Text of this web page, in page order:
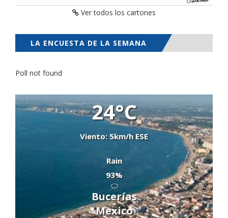
Ver todos los cartones
LA ENCUESTA DE LA SEMANA
Poll not found
24°C
Viento: 5km/h ESE
Rain
93%
Bucerías
Mexico